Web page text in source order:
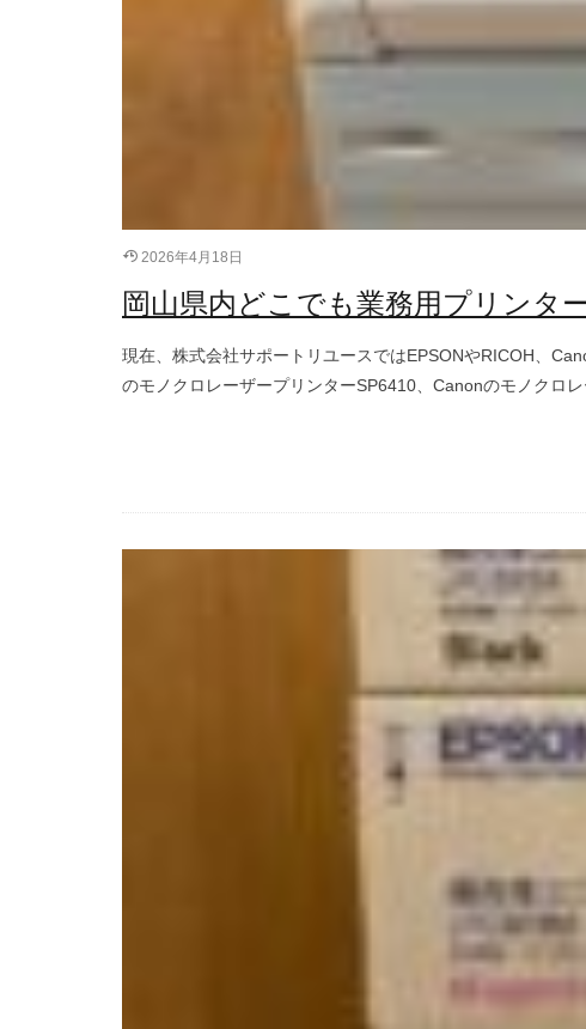
2026年4月18日
岡山県内どこでも業務用プリンタ
現在、株式会社サポートリユースではEPSONやRICOH、
のモノクロレーザープリンターSP6410、Canonのモノクロ